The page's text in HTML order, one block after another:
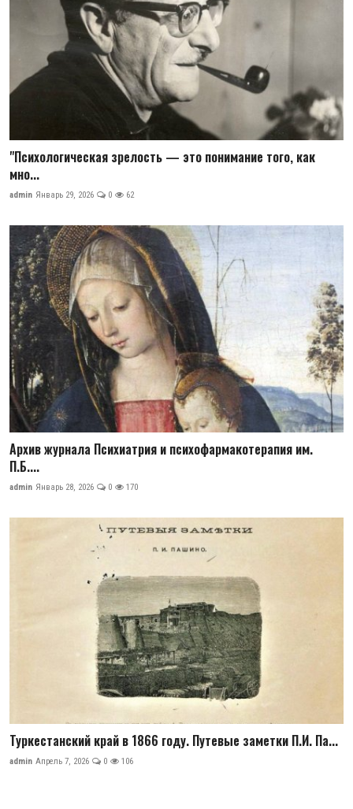
"Психологическая зрелость — это понимание того, как
мно...
admin Январь 29, 2026 0 62
Архив журнала Психиатрия и психофармакотерапия им.
П.Б....
admin Январь 28, 2026 0 170
Туркестанский край в 1866 году. Путевые заметки П.И. Па...
admin Апрель 7, 2026 0 106